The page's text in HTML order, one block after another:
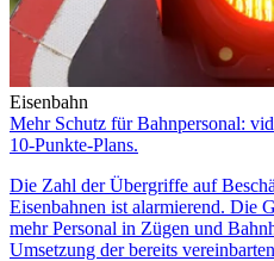
Eisenbahn
Mehr Schutz für Bahnpersonal:
10-Punkte-Plans.
Die Zahl der Übergriffe auf
Eisenbahnen ist alarmierend. Die
mehr Personal in Zügen und
Umsetzung der bereits